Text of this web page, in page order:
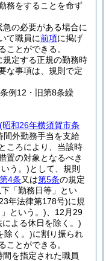
務をすることを命ず
の必要がある場合に
て職員に前項に掲げ
ことができる。
規定する正規の勤務時
な事項は、規則で定
例12・旧第8条繰
(昭和26年横須賀市条
間外勤務手当を支給
ころにより、当該時
置の対象となるべき
う。)として、規則
第4条又は第5条の規定
「勤務日等」とい
年法律第178号)に規
という。) 、12月29
による休日を除く。)
除く。)に割り振られ
ことができる。
を指定された職員